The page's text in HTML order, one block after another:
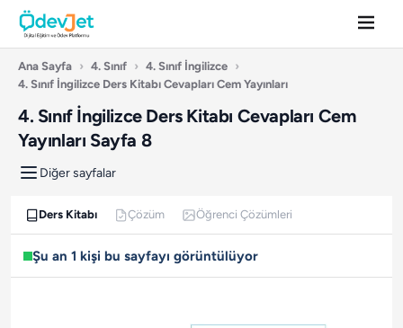
Ana Sayfa › 4. Sınıf › 4. Sınıf İngilizce ›
4. Sınıf İngilizce Ders Kitabı Cevapları Cem Yayınları
4. Sınıf İngilizce Ders Kitabı Cevapları Cem
Yayınları Sayfa 8
Diğer sayfalar
Ders Kitabı Çözüm Öğrenci Çözümleri
Şu an 1 kişi bu sayfayı görüntülüyor